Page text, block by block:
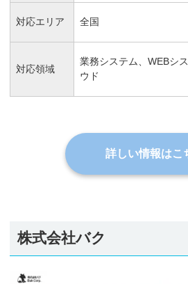
対応エリア 全国
対応領域
業務システム、WEBシ
ウド
詳しい情報はこ
株式会社バク